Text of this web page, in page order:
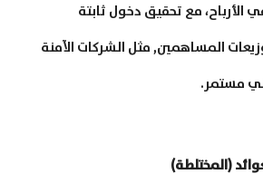
مع تحقيق دخول ثابتة
المساهمين, مثل الشركات الآمنة
مستمر.